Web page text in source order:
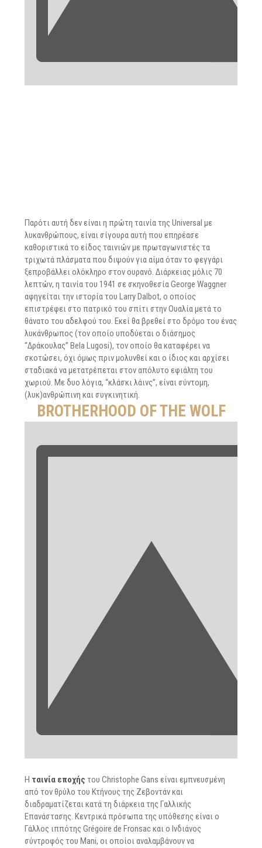
Παρότι αυτή δεν είναι η πρώτη ταινία της Universal με
λυκανθρώπους, είναι σίγουρα αυτή που επηρέασε
καθοριστικά το είδος ταινιών με πρωταγωνιστές τα
τριχωτά πλάσματα που διψούν για αίμα όταν το φεγγάρι
ξεπροβάλλει ολόκληρο στον ουρανό. Διάρκειας μόλις 70
λεπτών, η ταινία του 1941 σε σκηνοθεσία George Waggner
αφηγείται την ιστορία του Larry Dalbot, ο οποίος
επιστρέφει στο πατρικό του σπίτι στην Ουαλία μετά το
θάνατο του αδελφού του. Εκεί θα βρεθεί στο δρόμο του ένας
λυκάνθρωπος (τον οποίο υποδύεται ο διάσημος
“Δράκουλας” Bela Lugosi), τον οποίο θα καταφέρει να
σκοτώσει, όχι όμως πριν μολυνθεί και ο ίδιος και αρχίσει
σταδιακά να μετατρέπεται στον απόλυτο εφιάλτη του
χωριού. Με δυο λόγια, “κλάσκι λάινς”, είναι σύντομη,
(λυκ)ανθρώπινη και συγκινητική.
BROTHERHOOD OF THE WOLF
Η ταινία εποχής του Christophe Gans είναι εμπνευσμένη
από τον θρύλο του Κτήνους της Ζεβοντάν και
διαδραματίζεται κατά τη διάρκεια της Γαλλικής
Επανάστασης. Κεντρικά πρόσωπα της υπόθεσης είναι ο
Γάλλος ιππότης Grégoire de Fronsac και ο Ινδιάνος
σύντροφός του Mani, οι οποίοι αναλαμβάνουν να